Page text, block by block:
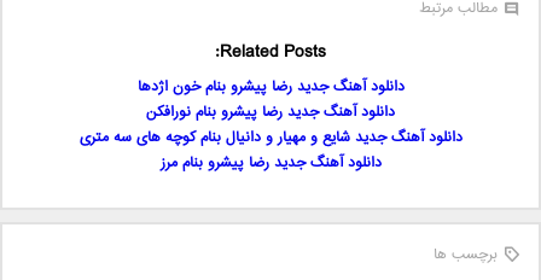
مطالب مرتبط
Related Posts:
دانلود آهنگ جدید رضا پیشرو بنام خون اژدها
دانلود آهنگ جدید رضا پیشرو بنام نورافکن
دانلود آهنگ جدید شایع و مهیار و دانیال بنام کوچه های سه متری
دانلود آهنگ جدید رضا پیشرو بنام مرز
برچسب ها